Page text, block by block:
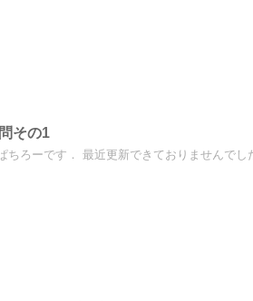
その1
ちろーです． 最近更新できておりませんで